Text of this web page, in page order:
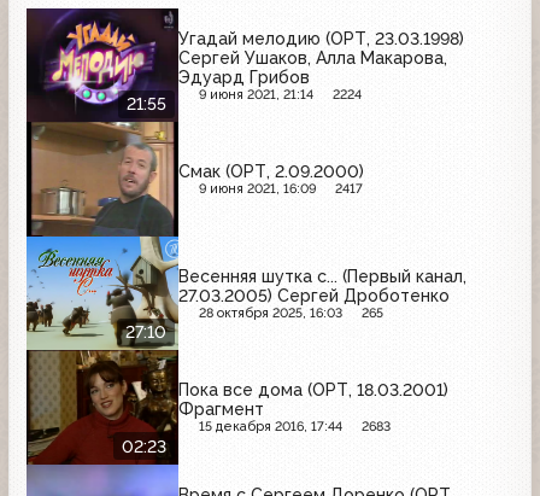
21:55
Угадай мелодию (ОРТ, 23.03.1998)
Сергей Ушаков, Алла Макарова,
Эдуард Грибов
9 июня 2021, 21:14 2224
Смак (ОРТ, 2.09.2000)
9 июня 2021, 16:09 2417
27:10
Весенняя шутка с... (Первый канал,
27.03.2005) Сергей Дроботенко
28 октября 2025, 16:03 265
02:23
Пока все дома (ОРТ, 18.03.2001)
Фрагмент
15 декабря 2016, 17:44 2683